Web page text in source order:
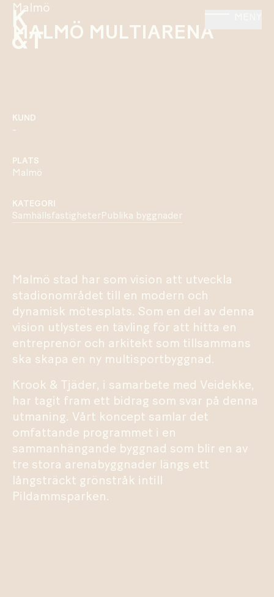
Malmö
MALMÖ MULTIARENA
KUND
-
PLATS
Malmö
KATEGORI
SamhällsfastigheterPublika byggnader
Malmö stad har som vision att utveckla
stadionområdet till en modern och
dynamisk mötesplats. Som en del av denna
vision utlystes en tävling för att hitta en
entreprenör och arkitekt som tillsammans
ska skapa en ny multisportbyggnad.
Krook & Tjäder, i samarbete med Veidekke,
har tagit fram ett bidrag som svar på denna
utmaning. Vårt koncept samlar det
omfattande programmet i en
sammanhängande byggnad som blir en av
tre stora arenabyggnader längs ett
långsträckt grönstråk intill
Pildammsparken.